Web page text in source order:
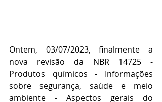
Ontem, 03/07/2023, finalmente a
nova revisão da NBR 14725 -
Produtos químicos - Informações
sobre segurança, saúde e meio
ambiente - Aspectos gerais do